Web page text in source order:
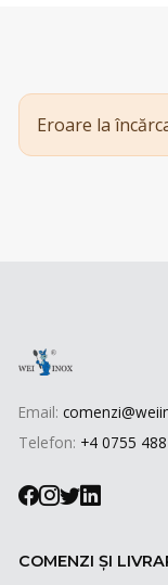
Eroare la
Email:
Telefon: +4 0755
COMENZI ȘI